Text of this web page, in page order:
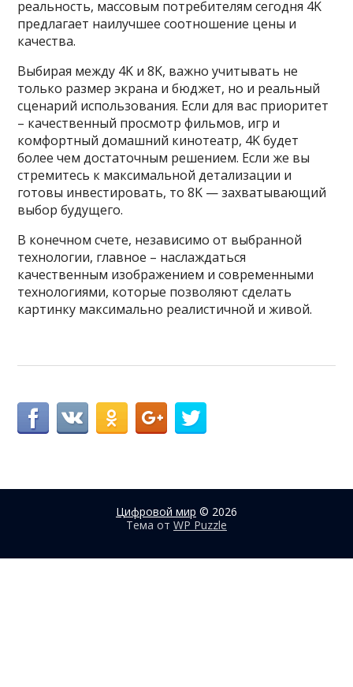
реальность, массовым потребителям сегодня 4K
предлагает наилучшее соотношение цены и
качества.
Выбирая между 4K и 8K, важно учитывать не
только размер экрана и бюджет, но и реальный
сценарий использования. Если для вас приоритет
– качественный просмотр фильмов, игр и
комфортный домашний кинотеатр, 4K будет
более чем достаточным решением. Если же вы
стремитесь к максимальной детализации и
готовы инвестировать, то 8K — захватывающий
выбор будущего.
В конечном счете, независимо от выбранной
технологии, главное – наслаждаться
качественным изображением и современными
технологиями, которые позволяют сделать
картинку максимально реалистичной и живой.
Цифровой мир © 2026
Тема от WP Puzzle